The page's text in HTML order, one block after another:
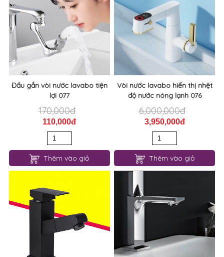
sau khi rời quầy thanh toán.
SẢN PHẨM LIÊN QUAN
Đầu gắn vòi nước lavabo tiện
lợi 077
110,000đ
Thêm vào giỏ
Vòi nước lavabo hiển thị nhệt
độ nước nóng lạnh 076